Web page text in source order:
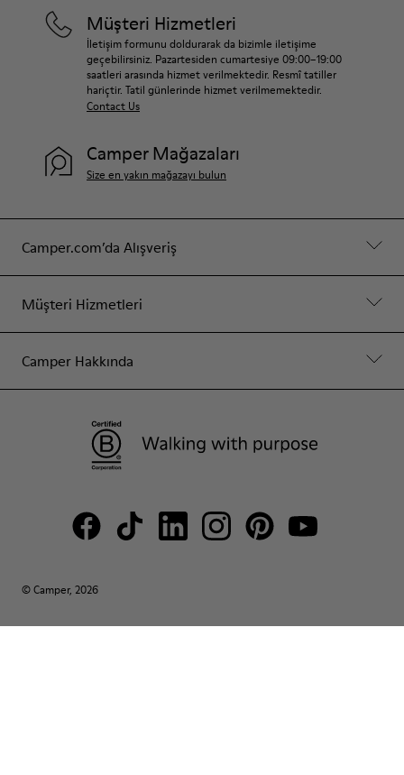
Camper.com’da Alışveriş
Müşteri Hizmetleri
Camper Hakkında
Müşteri Hizmetleri
İletişim formunu doldurarak da bizimle iletişime
geçebilirsiniz. Pazartesiden cumartesiye 09:00–19:00
saatleri arasında hizmet verilmektedir. Resmî tatiller
hariçtir. Tatil günlerinde hizmet verilmemektedir.
Contact Us
Camper Mağazaları
Size en yakın mağazayı bulun
© Camper, 2026